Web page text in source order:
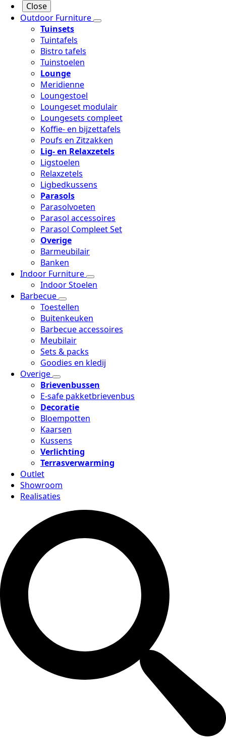
Close
Outdoor Furniture
Tuinsets
Tuintafels
Bistro tafels
Tuinstoelen
Lounge
Meridienne
Loungestoel
Loungeset modulair
Loungesets compleet
Koffie- en bijzettafels
Poufs en Zitzakken
Lig- en Relaxzetels
Ligstoelen
Relaxzetels
Ligbedkussens
Parasols
Parasolvoeten
Parasol accessoires
Parasol Compleet Set
Overige
Barmeubilair
Banken
Indoor Furniture
Indoor Stoelen
Barbecue
Toestellen
Buitenkeuken
Barbecue accessoires
Meubilair
Sets & packs
Goodies en kledij
Overige
Brievenbussen
E-safe pakketbrievenbus
Decoratie
Bloempotten
Kaarsen
Kussens
Verlichting
Terrasverwarming
Outlet
Showroom
Realisaties